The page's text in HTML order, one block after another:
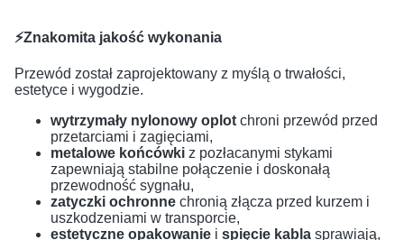
⚡Znakomita jakość wykonania
Przewód został zaprojektowany z myślą o trwałości,
estetyce i wygodzie.
wytrzymały nylonowy oplot chroni przewód przed
przetarciami i zagięciami,
metalowe końcówki z pozłacanymi stykami
zapewniają stabilne połączenie i doskonałą
przewodność sygnału,
zatyczki ochronne chronią złącza przed kurzem i
uszkodzeniami w transporcie,
estetyczne opakowanie i spięcie kabla sprawiają,